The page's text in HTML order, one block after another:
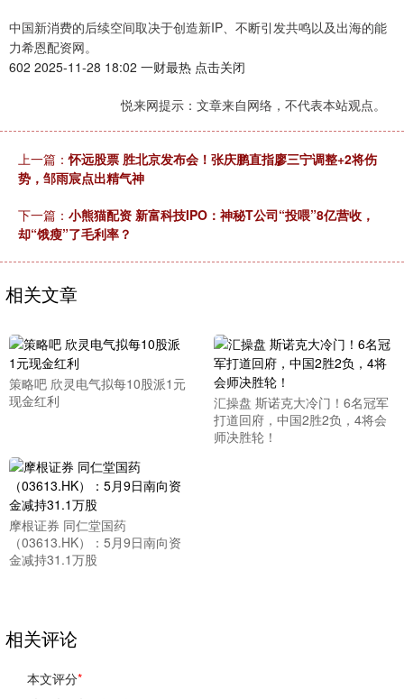
中国新消费的后续空间取决于创造新IP、不断引发共鸣以及出海的能
力希恩配资网。
602 2025-11-28 18:02 一财最热 点击关闭
悦来网提示：文章来自网络，不代表本站观点。
上一篇：怀远股票 胜北京发布会！张庆鹏直指廖三宁调整+2将伤
势，邹雨宸点出精气神
下一篇： 小熊猫配资 新富科技IPO：神秘T公司“投喂”8亿营收，
却“饿瘦”了毛利率？
相关文章
策略吧 欣灵电气拟每10股派1元
现金红利
汇操盘 斯诺克大冷门！6名冠军
打道回府，中国2胜2负，4将会
师决胜轮！
摩根证券 同仁堂国药
（03613.HK）：5月9日南向资
金减持31.1万股
相关评论
本文评分*